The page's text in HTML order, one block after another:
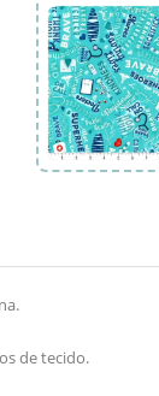
de tecido.